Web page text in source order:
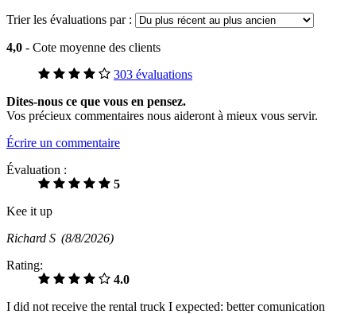
Trier les évaluations par :
4,0 - Cote moyenne des clients
303 évaluations
Dites-nous ce que vous en pensez.
Vos précieux commentaires nous aideront à mieux vous servir.
Écrire un commentaire
Évaluation :
5
Kee it up
Richard S (8/8/2026)
Rating:
4.0
I did not receive the rental truck I expected: better comunication